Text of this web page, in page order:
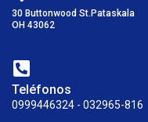
30 Buttonwood St.Pataskala
OH 43062
Teléfonos
0999446324 - 032965-816